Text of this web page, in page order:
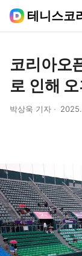
테니스코
코리아오
로 인해
박상욱 기자